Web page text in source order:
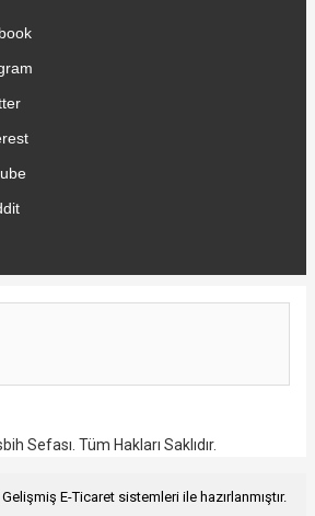
Sefası. Tüm Hakları Saklıdır.
Gelişmiş E-Ticaret sistemleri ile hazırlanmıştır.